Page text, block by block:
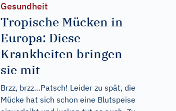
Gesundheit
Tropische Mücken in
Europa: Diese
Krankheiten bringen
sie mit
Brzz, brzz…Patsch! Leider zu spät, die
Mücke hat sich schon eine Blutspeise